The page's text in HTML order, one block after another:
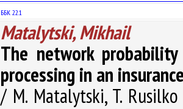
ББК 22.1
Matalytski, Mikhail
The network
processing in an
/ M. Matalytski, T.